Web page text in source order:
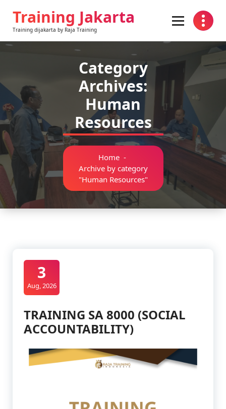
Training Jakarta
Training dijakarta by Raja Training
Category
Archives:
Human
Resources
Home-
Archive by category
"Human Resources"
3
Aug, 2026
TRAINING SA 8000 (SOCIAL
ACCOUNTABILITY)